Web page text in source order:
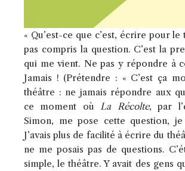
« Qu’est-ce que c’est, écrire pour le
pas compris la question. C’est la
qui me vient. Ne pas y répondre à
Jamais ! (Prétendre : « C’est ça
théâtre : ne jamais répondre aux
ce moment où La Récolte, par
Simon, me pose cette question,
J’avais plus de facilité à écrire du
ne me posais pas de questions.
simple, le théâtre. Y avait des gens